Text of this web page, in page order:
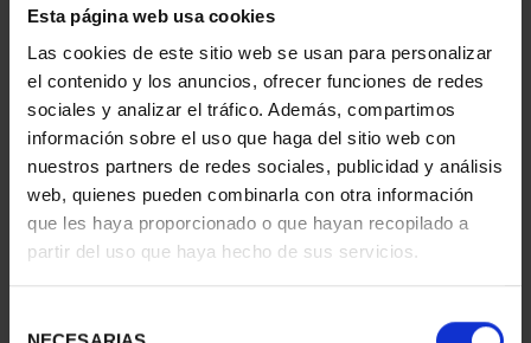
Esta página web usa cookies
Las cookies de este sitio web se usan para personalizar
el contenido y los anuncios, ofrecer funciones de redes
sociales y analizar el tráfico. Además, compartimos
información sobre el uso que haga del sitio web con
nuestros partners de redes sociales, publicidad y análisis
web, quienes pueden combinarla con otra información
que les haya proporcionado o que hayan recopilado a
partir del uso que haya hecho de sus servicios.
(2024) 8 REALES
140,00 €
TESORO (2024) 8
REALES
140,00 €